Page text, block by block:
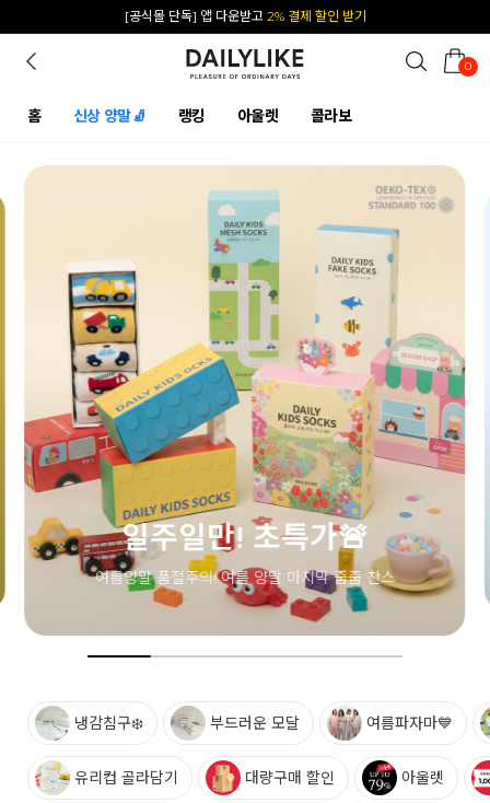
카카오 플친 추가하면1천원 즉시 할인 쿠폰
0
홈 신상 양말🧦 랭킹 아울렛 콜라보
냉감침구❄️ 부드러운 모달 여름파자마💙
유리컵 골라담기 대량구매 할인 아울렛